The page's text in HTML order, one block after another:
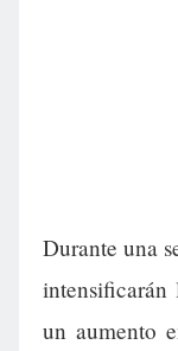
Durante una
intensificarán
un aumento